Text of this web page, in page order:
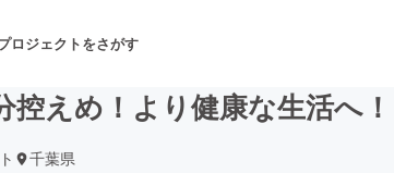
ロジェクトをさがす
えめ！より健康な生活へ！
千葉県